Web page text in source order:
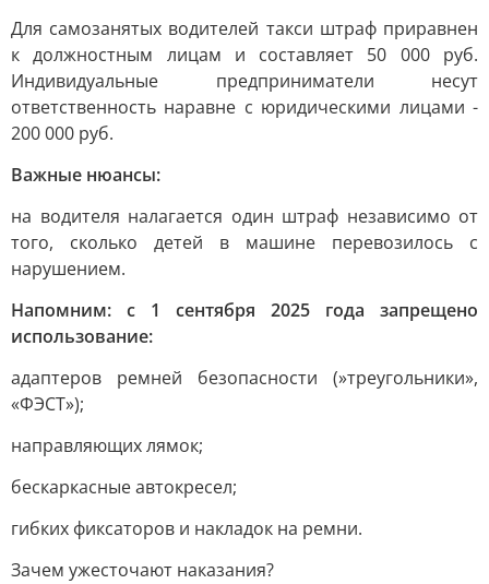
Для самозанятых водителей такси штраф приравнен
к должностным лицам и составляет 50 000 руб.
Индивидуальные предприниматели несут
ответственность наравне с юридическими лицами -
200 000 руб.
Важные нюансы:
на водителя налагается один штраф независимо от
того, сколько детей в машине перевозилось с
нарушением.
Напомним: с 1 сентября 2025 года запрещено
использование:
адаптеров ремней безопасности (»треугольники»,
«ФЭСТ»);
направляющих лямок;
бескаркасные автокресел;
гибких фиксаторов и накладок на ремни.
Зачем ужесточают наказания?